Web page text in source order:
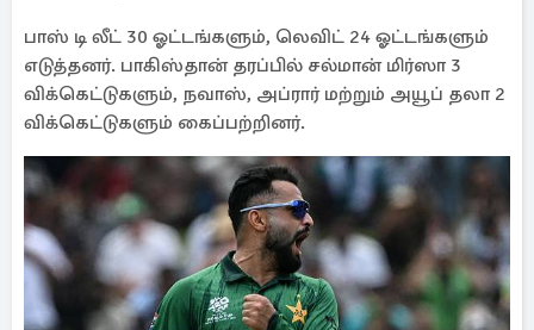
பாஸ் டி லீட் 30 ஓட்டங்களும், லெவிட் 24 ஓட்டங்களும்
எடுத்தனர். பாகிஸ்தான் தரப்பில் சல்மான் மிர்ஸா 3
விக்கெட்டுகளும், நவாஸ், அப்ரார் மற்றும் அயூப் தலா 2
விக்கெட்டுகளும் கைப்பற்றினர்.